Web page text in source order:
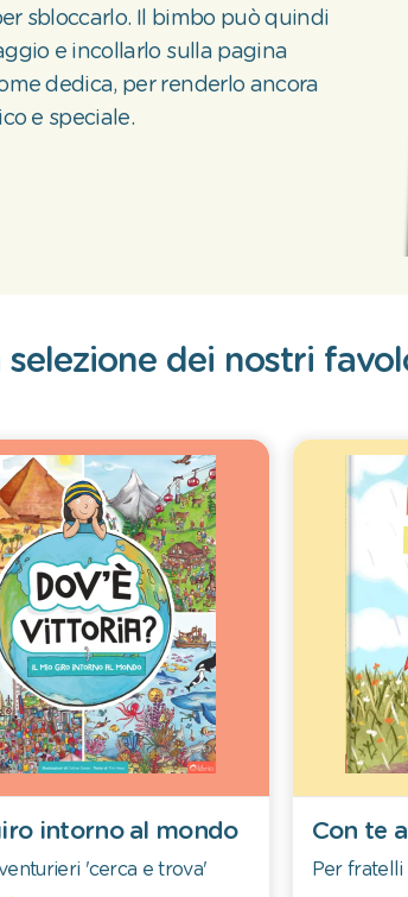
sbloccarlo. Il bimbo può quindi
e incollarlo sulla pagina
dedica, per renderlo ancora
e speciale.
selezione dei nostri
intorno al mondo
'cerca e trova'
Con te
Per